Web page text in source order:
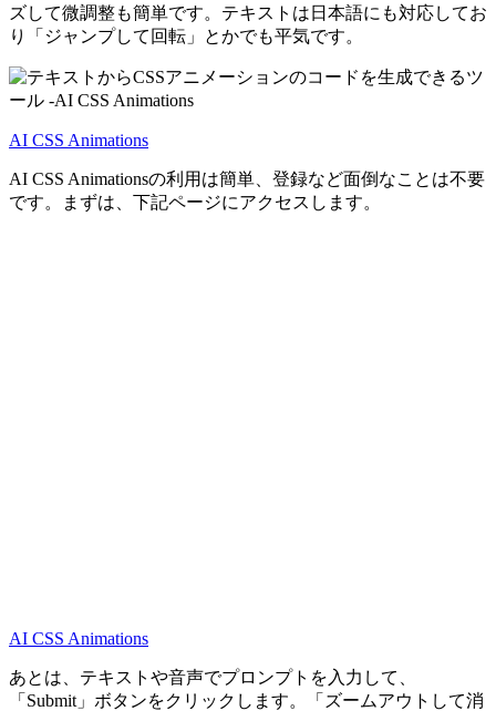
ズして微調整も簡単です。テキストは日本語にも対応してお
り「ジャンプして回転」とかでも平気です。
AI CSS Animations
AI CSS Animationsの利用は簡単、登録など面倒なことは不要
です。まずは、下記ページにアクセスします。
AI CSS Animations
あとは、テキストや音声でプロンプトを入力して、
「Submit」ボタンをクリックします。「ズームアウトして消